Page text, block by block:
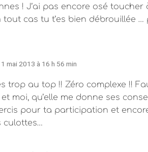
! J’ai pas encore osé
tout cas tu t’es bien débrouillée
1 mai 2013 à 16 h 56 min
trop au top !! Zéro complexe !!
moi, qu’elle me donne ses
pour ta participation et
culottes…